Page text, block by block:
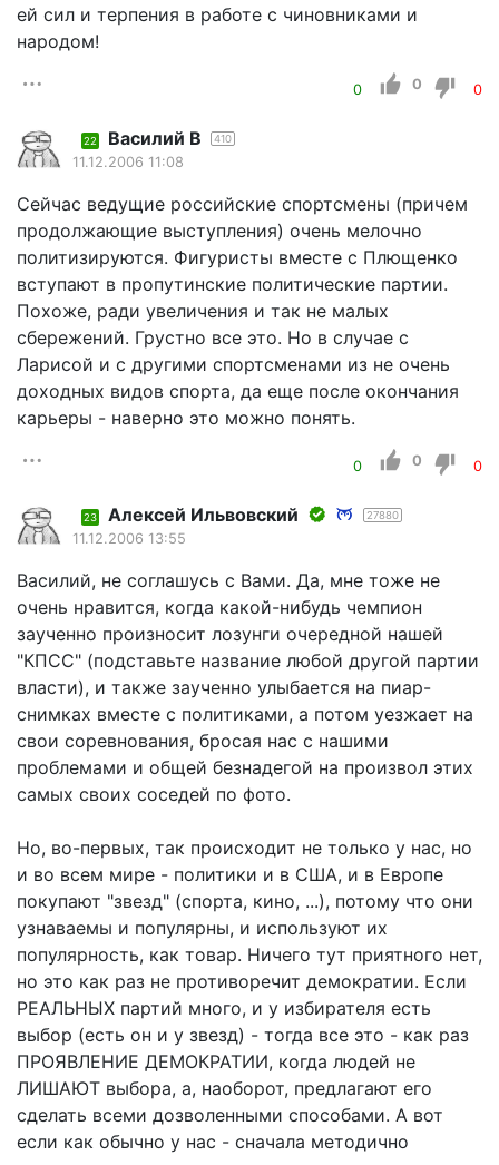
ей сил и терпения в работе с чиновниками и
народом!
0 0 0
22 Василий В 410
11.12.2006 11:08
Сейчас ведущие российские спортсмены (причем
продолжающие выступления) очень мелочно
политизируются. Фигуристы вместе с Плющенко
вступают в пропутинские политические партии.
Похоже, ради увеличения и так не малых
сбережений. Грустно все это. Но в случае с
Ларисой и с другими спортсменами из не очень
доходных видов спорта, да еще после окончания
карьеры - наверно это можно понять.
0 0 0
23 Алексей Ильвовский 27880
11.12.2006 13:55
Василий, не соглашусь с Вами. Да, мне тоже не
очень нравится, когда какой-нибудь чемпион
заученно произносит лозунги очередной нашей
"КПСС" (подставьте название любой другой партии
власти), и также заученно улыбается на пиар-
снимках вместе с политиками, а потом уезжает на
свои соревнования, бросая нас с нашими
проблемами и общей безнадегой на произвол этих
самых своих соседей по фото.
Но, во-первых, так происходит не только у нас, но
и во всем мире - политики и в США, и в Европе
покупают "звезд" (спорта, кино, ...), потому что они
узнаваемы и популярны, и используют их
популярность, как товар. Ничего тут приятного нет,
но это как раз не противоречит демократии. Если
РЕАЛЬНЫХ партий много, и у избирателя есть
выбор (есть он и у звезд) - тогда все это - как раз
ПРОЯВЛЕНИЕ ДЕМОКРАТИИ, когда людей не
ЛИШАЮТ выбора, а, наоборот, предлагают его
сделать всеми дозволенными способами. А вот
если как обычно у нас - сначала методично